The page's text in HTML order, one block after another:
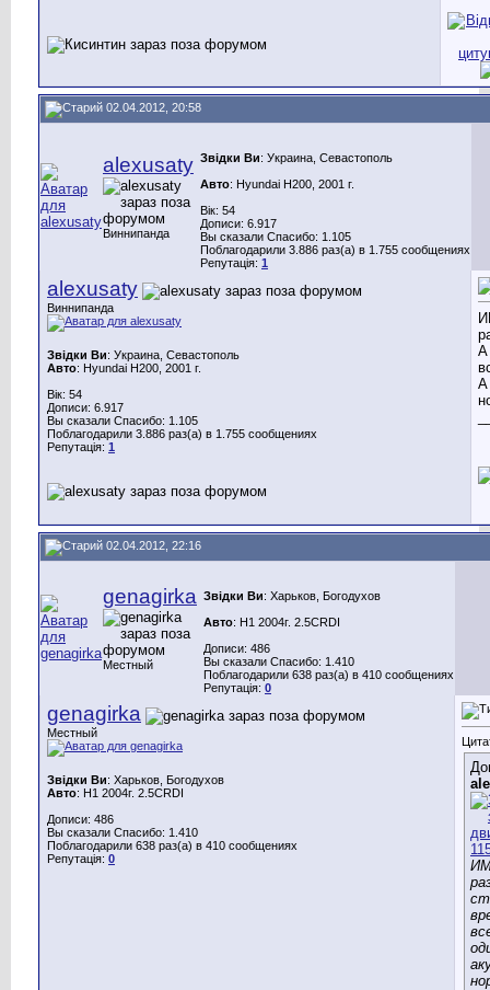
02.04.2012, 20:58
alexusaty
Виннипанда
Звідки Ви: Украина, Севастополь
Авто: Hyundai H200, 2001 г.
Вік: 54
Дописи: 6.917
Вы сказали Спасибо: 1.105
Поблагодарили 3.886 раз(а) в 1.755 сообщениях
Репутація: 1
alexusaty
Виннипанда
Звідки Ви: Украина, Севастополь
Авто: Hyundai H200, 2001 г.
Вік: 54
Дописи: 6.917
Вы сказали Спасибо: 1.105
Поблагодарили 3.886 раз(а) в 1.755 сообщениях
Репутація: 1
А
А
02.04.2012, 22:16
genagirka
Местный
Звідки Ви: Харьков, Богодухов
Авто: H1 2004г. 2.5CRDI
Дописи: 486
Вы сказали Спасибо: 1.410
Поблагодарили 638 раз(а) в 410 сообщениях
Репутація: 0
genagirka
Местный
Звідки Ви: Харьков, Богодухов
Авто: H1 2004г. 2.5CRDI
Дописи: 486
Вы сказали Спасибо: 1.410
Поблагодарили 638 раз(а) в 410 сообщениях
Репутація: 0